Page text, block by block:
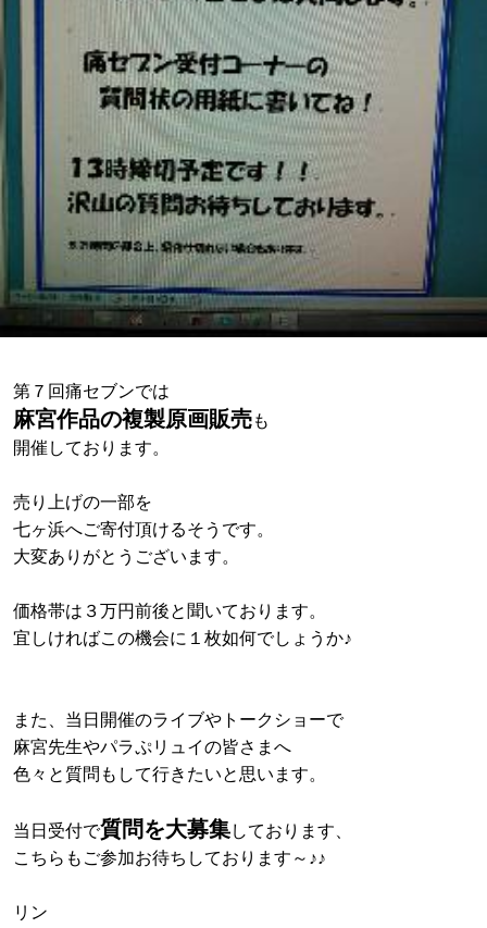
第７回痛セブンでは
麻宮作品の複製原画販売も
開催しております。
売り上げの一部を
七ヶ浜へご寄付頂けるそうです。
大変ありがとうございます。
価格帯は３万円前後と聞いております。
宜しければこの機会に１枚如何でしょうか♪
また、当日開催のライブやトークショーで
麻宮先生やパラぷリュイの皆さまへ
色々と質問もして行きたいと思います。
当日受付で質問を大募集しております、
こちらもご参加お待ちしております～♪♪
リン